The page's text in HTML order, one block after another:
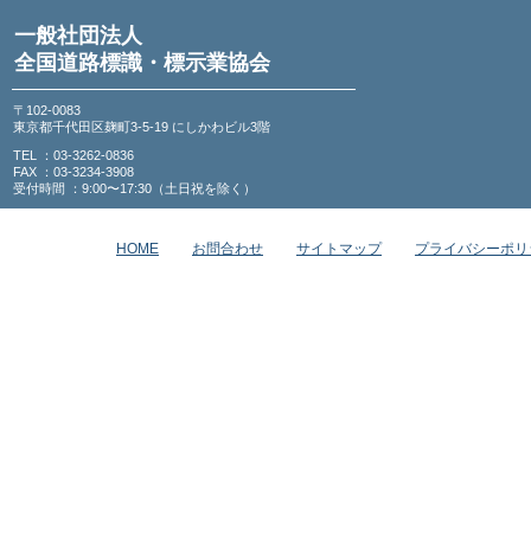
一般社団法人
全国道路標識・標示業協会
〒102-0083
東京都千代田区麹町3-5-19 にしかわビル3階
TEL ：03-3262-0836
FAX ：03-3234-3908
受付時間 ：9:00〜17:30（土日祝を除く）
HOME お問合わせ サイトマップ プライバシーポ